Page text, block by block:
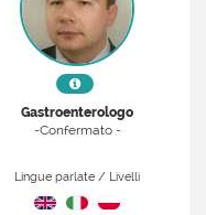
Gastroenterologo
-Confermato -
Lingue parlate / Livelli